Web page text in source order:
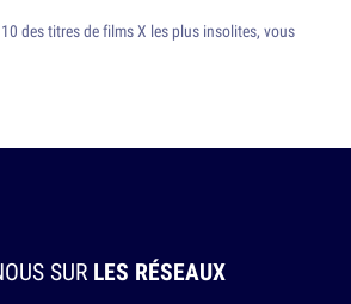
des titres de films X les plus insolites, vous
SUR LES RÉSEAUX